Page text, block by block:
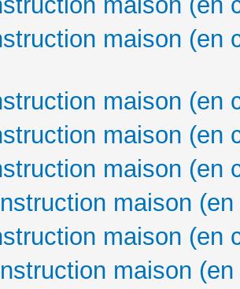
maison (en
maison (en
maison (en
maison (en
maison
maison (en
maison